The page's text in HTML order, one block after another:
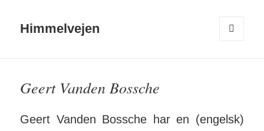
Himmelvejen
Geert Vanden Bossche
Geert Vanden Bossche har en (engelsk)